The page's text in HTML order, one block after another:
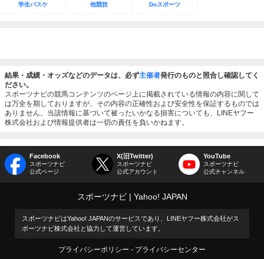
学生バスケ 他競技 Doスポーツ
結果・成績・オッズなどのデータは、必ず主催者発行のものと照合し確認してく
ださい。
スポーツナビの競馬コンテンツのページ上に掲載されている情報の内容に関して
は万全を期しておりますが、その内容の正確性および安全性を保証するものでは
ありません。当該情報に基づいて被ったいかなる損害についても、LINEヤフー
株式会社および情報提供者は一切の責任を負いかねます。
Facebook
スポーツナビ
公式ページ
X(旧Twitter)
スポーツナビ
公式アカウント
YouTube
スポーツナビ
公式チャンネル
スポーツナビ Yahoo! JAPAN
スポーツナビはYahoo! JAPANのサービスであり、LINEヤフー株式会社がス
ポーツナビ株式会社と協力して運営しています。
プライバシーポリシー プライバシーセンター